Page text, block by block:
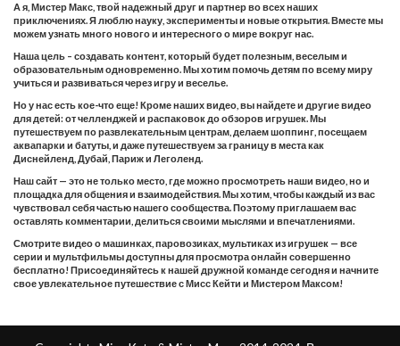
А я, Мистер Макс, твой надежный друг и партнер во всех наших
приключениях. Я люблю науку, эксперименты и новые открытия. Вместе мы
можем узнать много нового и интересного о мире вокруг нас.
Наша цель – создавать контент, который будет полезным, веселым и
образовательным одновременно. Мы хотим помочь детям по всему миру
учиться и развиваться через игру и веселье.
Но у нас есть кое-что еще! Кроме наших видео, вы найдете и другие видео
для детей: от челленджей и распаковок до обзоров игрушек. Мы
путешествуем по развлекательным центрам, делаем шоппинг, посещаем
аквапарки и батуты, и даже путешествуем за границу в места как
Диснейленд, Дубай, Париж и Леголенд.
Наш сайт — это не только место, где можно просмотреть наши видео, но и
площадка для общения и взаимодействия. Мы хотим, чтобы каждый из вас
чувствовал себя частью нашего сообщества. Поэтому приглашаем вас
оставлять комментарии, делиться своими мыслями и впечатлениями.
Смотрите видео о машинках, паровозиках, мультиках из игрушек — все
серии и мультфильмы доступны для просмотра онлайн совершенно
бесплатно! Присоединяйтесь к нашей дружной команде сегодня и начните
свое увлекательное путешествие с Мисс Кейти и Мистером Максом!